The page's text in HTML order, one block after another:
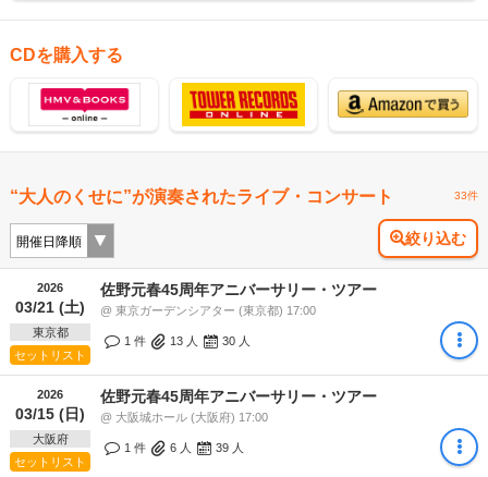
CDを購入する
“大人のくせに”が演奏されたライブ・コンサート 33件
絞り込む
2026
03/21 (土)
東京都
セットリスト
佐野元春45周年アニバーサリー・ツアー
@ 東京ガーデンシアター (東京都) 17:00
1 件 13 人 30 人
2026
03/15 (日)
大阪府
セットリスト
佐野元春45周年アニバーサリー・ツアー
@ 大阪城ホール (大阪府) 17:00
1 件 6 人 39 人